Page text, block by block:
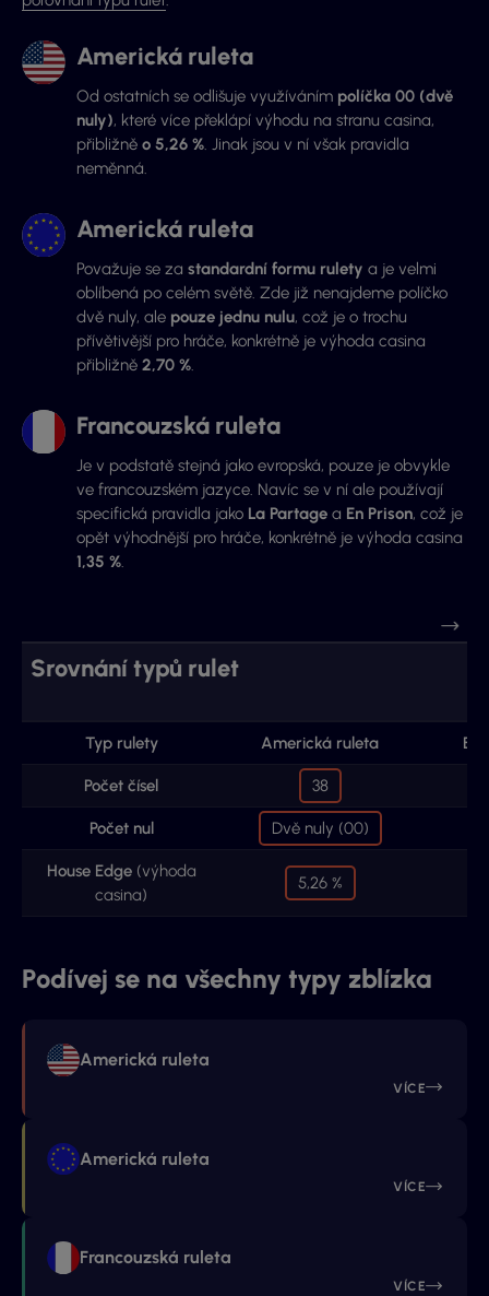
Americká ruleta
Od ostatních se odlišuje využíváním políčka 00 (dvě
nuly), které více překlápí výhodu na stranu casina,
přibližně o 5,26 %. Jinak jsou v ní však pravidla
neměnná.
Americká ruleta
Považuje se za standardní formu rulety a je velmi
oblíbená po celém světě. Zde již nenajdeme políčko
dvě nuly, ale pouze jednu nulu, což je o trochu
přívětivější pro hráče, konkrétně je výhoda casina
přibližně 2,70 %.
Francouzská ruleta
Je v podstatě stejná jako evropská, pouze je obvykle
ve francouzském jazyce. Navíc se v ní ale používají
specifická pravidla jako La Partage a En Prison, což je
opět výhodnější pro hráče, konkrétně je výhoda casina
1,35 %.
Srovnání typů rulet
Typ rulety Americká ruleta
Počet čísel 38
Počet nul Dvě nuly (00)
House Edge(výhoda
casina)
5,26 %
Podívej se na všechny typy zblízka
Americká ruleta
VÍCE
Americká ruleta
VÍCE
Francouzská ruleta
VÍCE